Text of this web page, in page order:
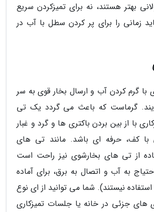
بهتر هستند، نه برای تمیزکردن سریع
زمانی را برای پر کردن سطل با آب در
گرم کردن آب و ارسال بخار قوی به سر
گرماست که باعث می گردد یک تی
با از بین بردن باکتری ها و گرد و غبار
کف، حرفه ای باشد. مانند تی های
از تی های بخارشوی نیز راحت است
به آب و اتصال به برق، برای آماده
نیستند). شما می توانید از ای نوع
های جزئی در خانه یا جلسات تمیزکاری